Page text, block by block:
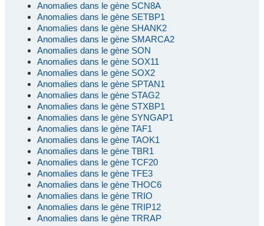
Anomalies dans le gène SCN8A
Anomalies dans le gène SETBP1
Anomalies dans le gène SHANK2
Anomalies dans le gène SMARCA2
Anomalies dans le gène SON
Anomalies dans le gène SOX11
Anomalies dans le gène SOX2
Anomalies dans le gène SPTAN1
Anomalies dans le gène STAG2
Anomalies dans le gène STXBP1
Anomalies dans le gène SYNGAP1
Anomalies dans le gène TAF1
Anomalies dans le gène TAOK1
Anomalies dans le gène TBR1
Anomalies dans le gène TCF20
Anomalies dans le gène TFE3
Anomalies dans le gène THOC6
Anomalies dans le gène TRIO
Anomalies dans le gène TRIP12
Anomalies dans le gène TRRAP